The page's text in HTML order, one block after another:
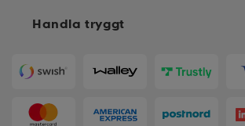
Handla tryggt